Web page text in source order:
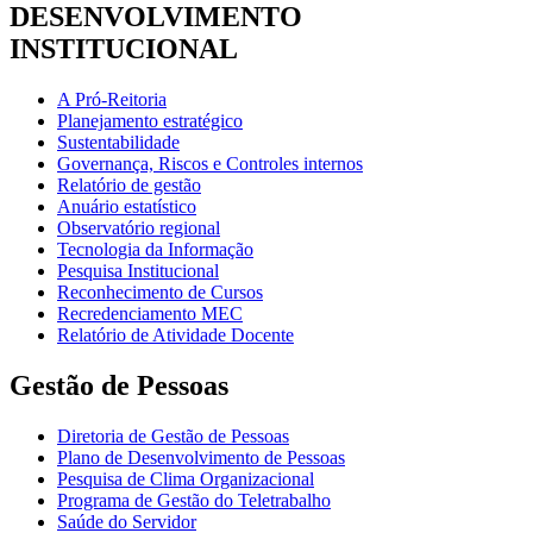
DESENVOLVIMENTO
INSTITUCIONAL
A Pró-Reitoria
Planejamento estratégico
Sustentabilidade
Governança, Riscos e Controles internos
Relatório de gestão
Anuário estatístico
Observatório regional
Tecnologia da Informação
Pesquisa Institucional
Reconhecimento de Cursos
Recredenciamento MEC
Relatório de Atividade Docente
Gestão de Pessoas
Diretoria de Gestão de Pessoas
Plano de Desenvolvimento de Pessoas
Pesquisa de Clima Organizacional
Programa de Gestão do Teletrabalho
Saúde do Servidor